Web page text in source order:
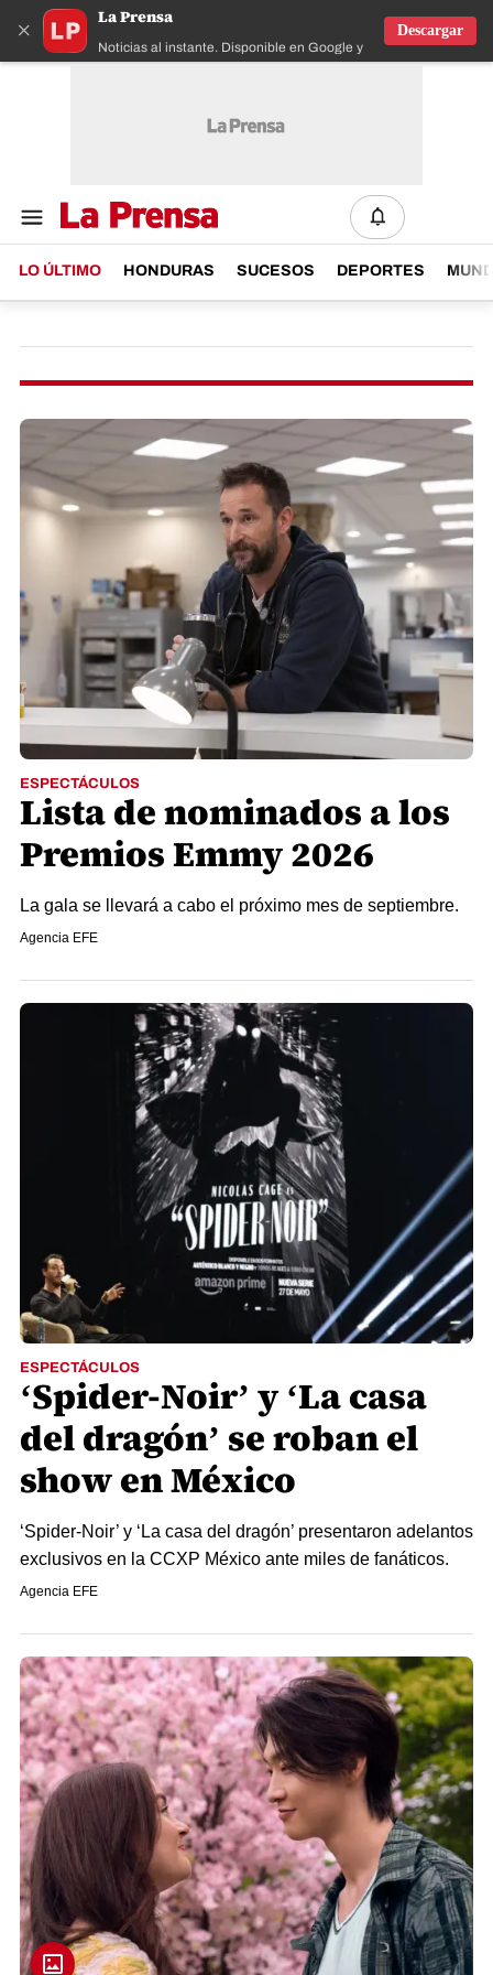
×
La Prensa
Noticias al instante. Disponible en Google y IOS
Descargar
LO ÚLTIMO HONDURAS SUCESOS DEPORTES
ESPECTÁCULOS
Lista de nominados a los
Premios Emmy 2026
La gala se llevará a cabo el próximo mes de septiembre.
Agencia EFE
ESPECTÁCULOS
‘Spider-Noir’ y ‘La casa
del dragón’ se roban el
show en México
‘Spider-Noir’ y ‘La casa del dragón’ presentaron adelantos
exclusivos en la CCXP México ante miles de fanáticos.
Agencia EFE